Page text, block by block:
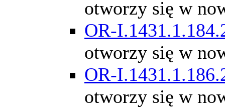
otworzy się w
OR-
otworzy się w
OR-
otworzy się w